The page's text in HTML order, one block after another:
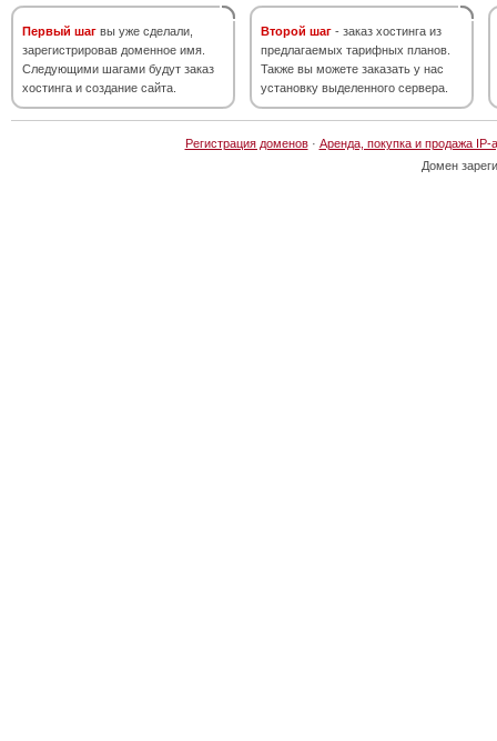
Первый шаг вы уже сделали,
зарегистрировав доменное имя.
Следующими шагами будут заказ
хостинга и создание сайта.
Второй шаг - заказ хостинга из
предлагаемых тарифных планов.
Также вы можете заказать у нас
установку выделенного сервера.
Регистрация доменов· Аренда, покупка и продажа IP-
Домен